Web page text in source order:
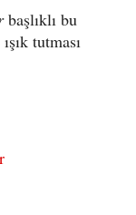
başlıklı bu
tutması